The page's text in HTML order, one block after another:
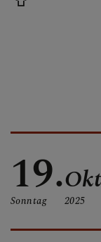
19.
Sonntag 2025